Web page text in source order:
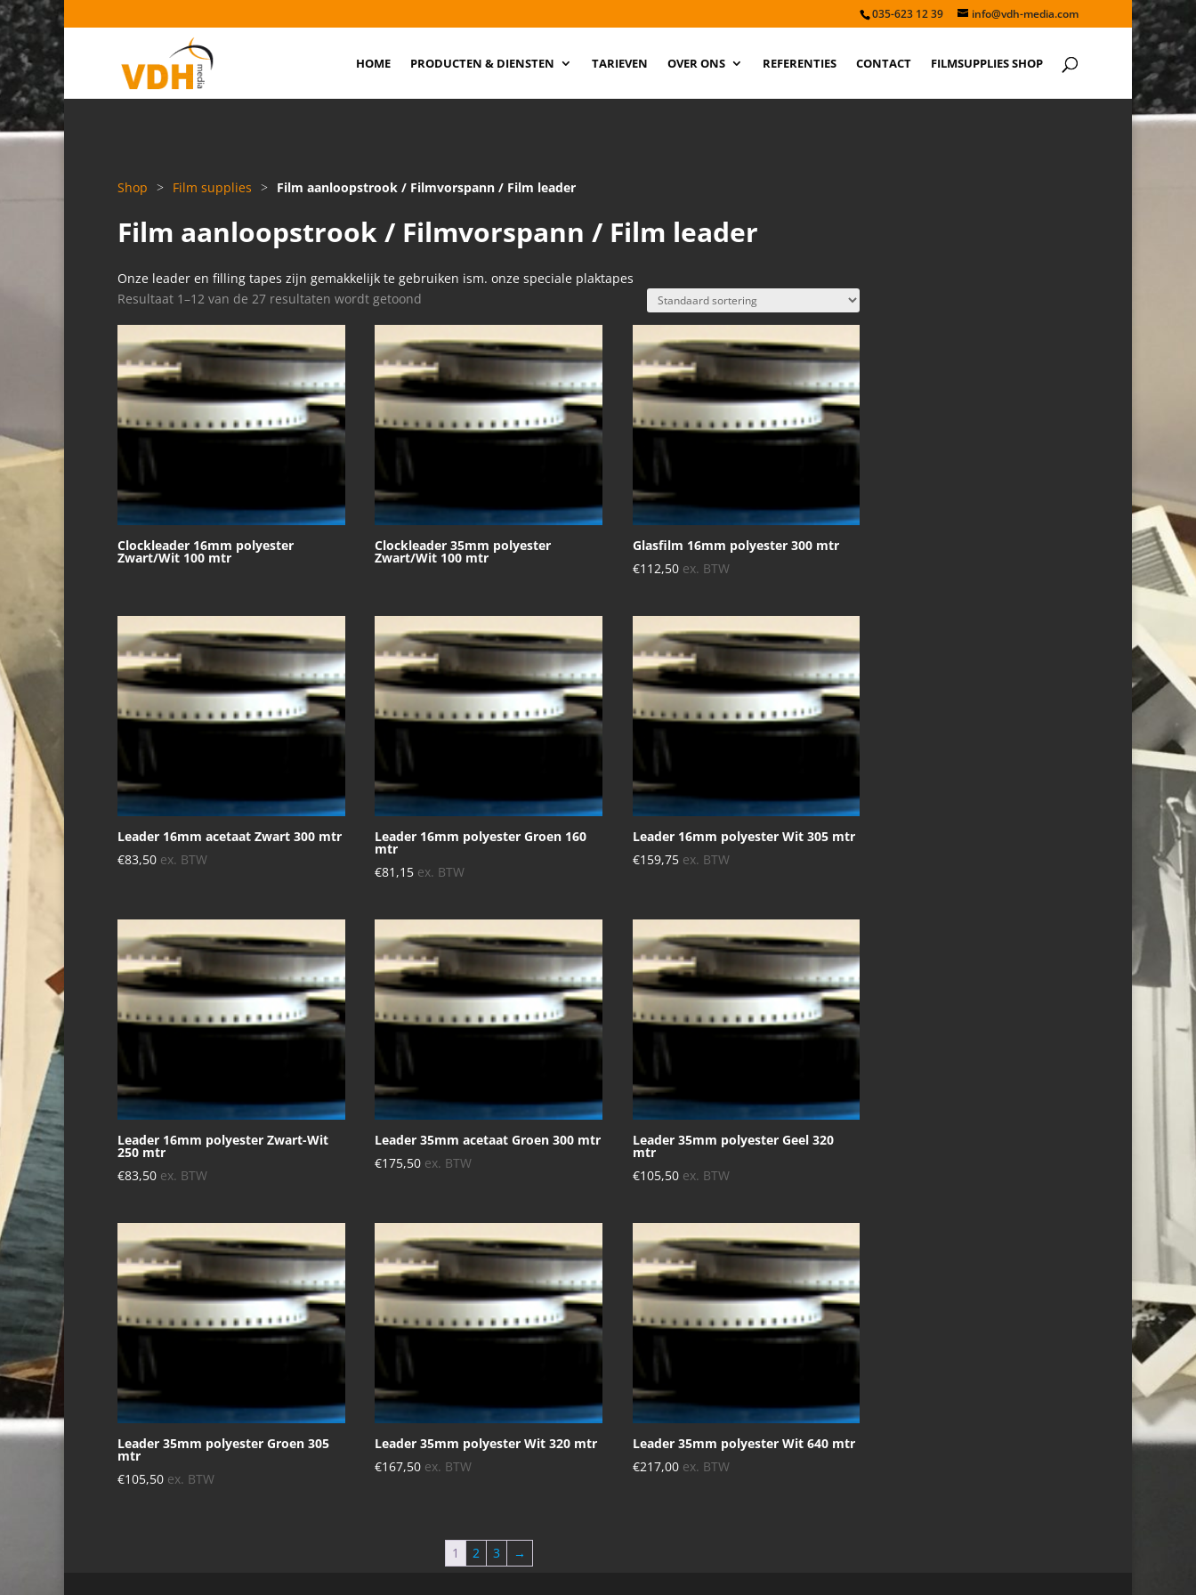
035-623 12 39 info@vdh-media.com
HOME PRODUCTEN & DIENSTEN TARIEVEN OVER ONS REFERENTIES CONTACT FILMSUPPLIES SHOP
Shop > Film supplies > Film aanloopstrook / Filmvorspann / Film leader
Film aanloopstrook / Filmvorspann / Film leader
Onze leader en filling tapes zijn gemakkelijk te gebruiken ism. onze speciale plaktapes
Resultaat 1–12 van de 27 resultaten wordt getoond
Clockleader 16mm polyester
Zwart/Wit 100 mtr
Clockleader 35mm polyester
Zwart/Wit 100 mtr
Glasfilm 16mm polyester 300 mtr
€112,50 ex. BTW
Leader 16mm acetaat Zwart 300 mtr
€83,50 ex. BTW
Leader 16mm polyester Groen 160
mtr
€81,15 ex. BTW
Leader 16mm polyester Wit 305 mtr
€159,75 ex. BTW
Leader 16mm polyester Zwart-Wit
250 mtr
€83,50 ex. BTW
Leader 35mm acetaat Groen 300 mtr
€175,50 ex. BTW
Leader 35mm polyester Geel 320
mtr
€105,50 ex. BTW
Leader 35mm polyester Groen 305
mtr
€105,50 ex. BTW
Leader 35mm polyester Wit 320 mtr
€167,50 ex. BTW
Leader 35mm polyester Wit 640 mtr
€217,00 ex. BTW
1 2 3 →